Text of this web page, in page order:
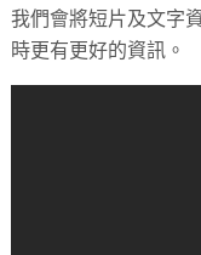
我們會將短片及文字
時更有更好的資訊。